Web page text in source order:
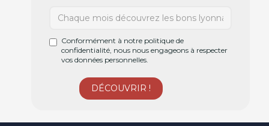
Conformément à notre politique de
confidentialité, nous nous engageons à respecter
vos données personnelles.